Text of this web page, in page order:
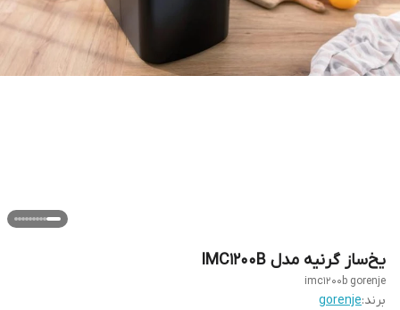
یخ‌ساز گرنیه مدل IMC1200B
imc1200b gorenje
برند:gorenje